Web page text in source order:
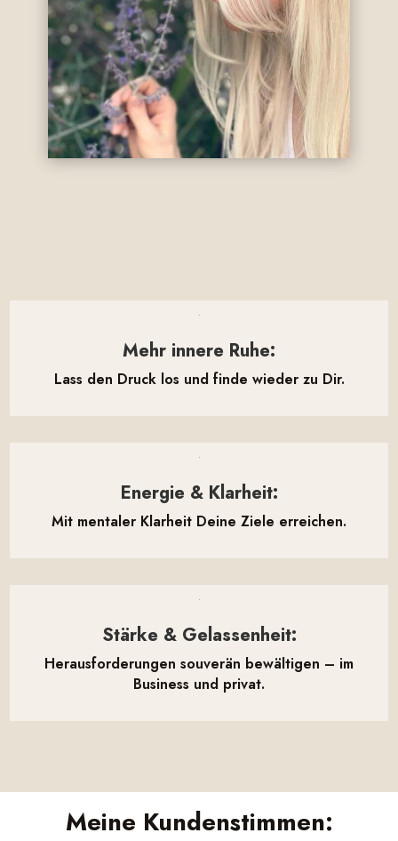
Mehr innere Ruhe:
Lass den Druck los und finde wieder zu Dir.
Energie & Klarheit:
Mit mentaler Klarheit Deine Ziele erreichen.
Stärke & Gelassenheit:
Herausforderungen souverän bewältigen – im
Business und privat.
Meine Kundenstimmen: